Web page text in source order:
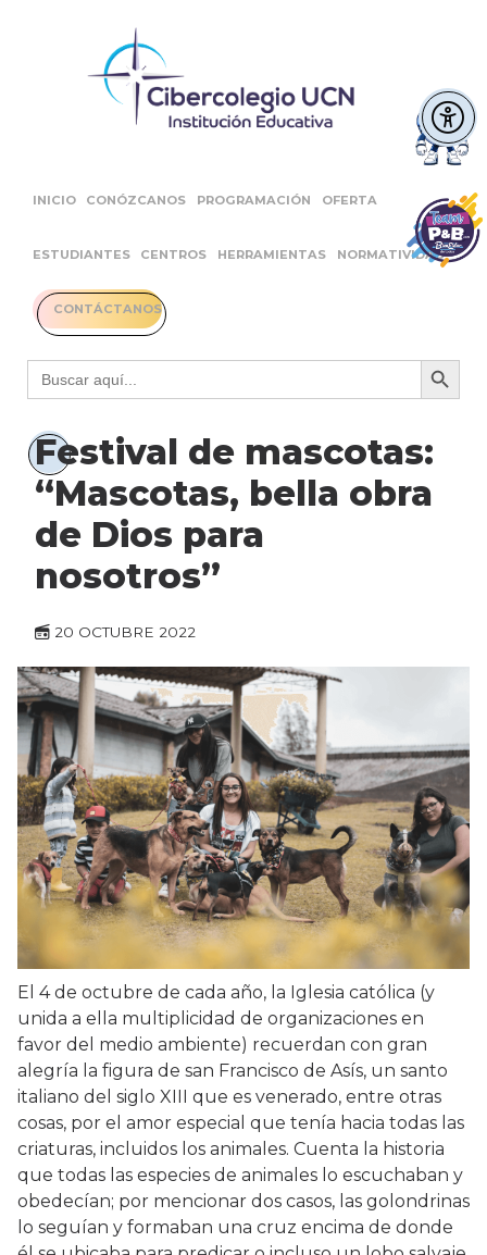
INICIO CONÓZCANOS PROGRAMACIÓN OFERTA
ESTUDIANTES CENTROS HERRAMIENTAS NORMATIVIDAD
CONTÁCTANOS
Buscar: Botón
Festival de mascotas:
“Mascotas, bella obra
de Dios para
nosotros”
20 OCTUBRE 2022
El 4 de octubre de cada año, la Iglesia católica (y
unida a ella multiplicidad de organizaciones en
favor del medio ambiente) recuerdan con gran
alegría la figura de san Francisco de Asís, un santo
italiano del siglo XIII que es venerado, entre otras
cosas, por el amor especial que tenía hacia todas las
criaturas, incluidos los animales. Cuenta la historia
que todas las especies de animales lo escuchaban y
obedecían; por mencionar dos casos, las golondrinas
lo seguían y formaban una cruz encima de donde